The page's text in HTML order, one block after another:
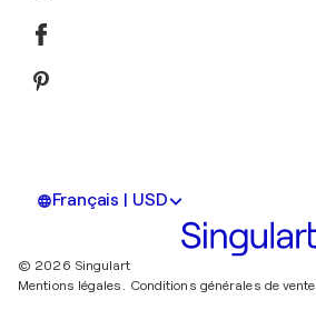
Français | USD
© 2026 Singulart
Mentions légales. Conditions générales de vente